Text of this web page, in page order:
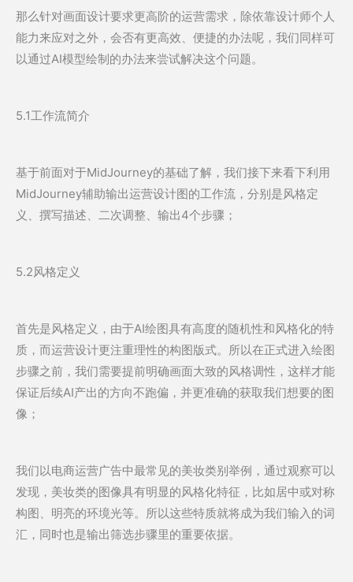
那么针对画面设计要求更高阶的运营需求，除依靠设计师个人
能力来应对之外，会否有更高效、便捷的办法呢，我们同样可
以通过AI模型绘制的办法来尝试解决这个问题。
5.1工作流简介
基于前面对于MidJourney的基础了解，我们接下来看下利用
MidJourney辅助输出运营设计图的工作流，分别是风格定
义、撰写描述、二次调整、输出4个步骤；
5.2风格定义
首先是风格定义，由于AI绘图具有高度的随机性和风格化的特
质，而运营设计更注重理性的构图版式。所以在正式进入绘图
步骤之前，我们需要提前明确画面大致的风格调性，这样才能
保证后续AI产出的方向不跑偏，并更准确的获取我们想要的图
像；
我们以电商运营广告中最常见的美妆类别举例，通过观察可以
发现，美妆类的图像具有明显的风格化特征，比如居中或对称
构图、明亮的环境光等。所以这些特质就将成为我们输入的词
汇，同时也是输出筛选步骤里的重要依据。